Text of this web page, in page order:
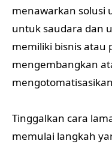
menawarkan solusi
untuk saudara dan
memiliki bisnis atau
mengembangkan
Tinggalkan cara
memulai langkah